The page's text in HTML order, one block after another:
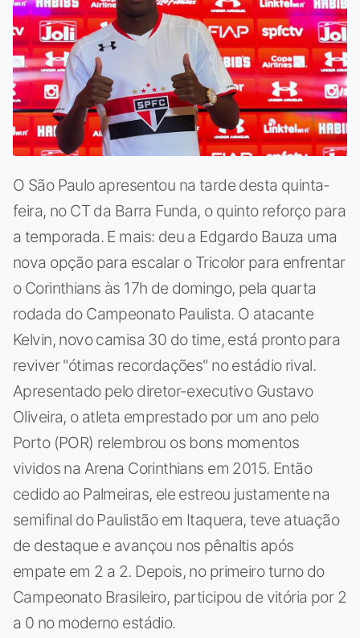
O São Paulo apresentou na tarde desta quinta-
feira, no CT da Barra Funda, o quinto reforço para
a temporada. E mais: deu a Edgardo Bauza uma
nova opção para escalar o Tricolor para enfrentar
o Corinthians às 17h de domingo, pela quarta
rodada do Campeonato Paulista. O atacante
Kelvin, novo camisa 30 do time, está pronto para
reviver "ótimas recordações" no estádio rival.
Apresentado pelo diretor-executivo Gustavo
Oliveira, o atleta emprestado por um ano pelo
Porto (POR) relembrou os bons momentos
vividos na Arena Corinthians em 2015. Então
cedido ao Palmeiras, ele estreou justamente na
semifinal do Paulistão em Itaquera, teve atuação
de destaque e avançou nos pênaltis após
empate em 2 a 2. Depois, no primeiro turno do
Campeonato Brasileiro, participou de vitória por 2
a 0 no moderno estádio.